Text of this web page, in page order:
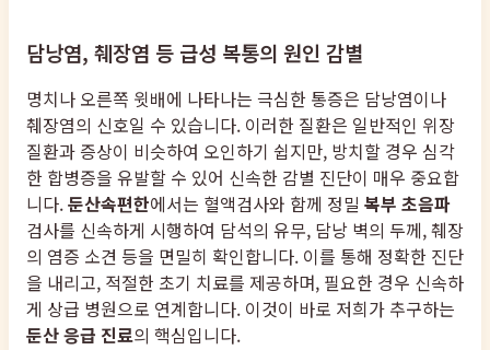
담낭염, 췌장염 등 급성 복통의 원인 감별
명치나 오른쪽 윗배에 나타나는 극심한 통증은 담낭염이나
췌장염의 신호일 수 있습니다. 이러한 질환은 일반적인 위장
질환과 증상이 비슷하여 오인하기 쉽지만, 방치할 경우 심각
한 합병증을 유발할 수 있어 신속한 감별 진단이 매우 중요합
니다.둔산속편한에서는 혈액검사와 함께 정밀 복부 초음파
검사를 신속하게 시행하여 담석의 유무, 담낭 벽의 두께, 췌장
의 염증 소견 등을 면밀히 확인합니다. 이를 통해 정확한 진단
을 내리고, 적절한 초기 치료를 제공하며, 필요한 경우 신속하
게 상급 병원으로 연계합니다. 이것이 바로 저희가 추구하는
둔산 응급 진료의 핵심입니다.